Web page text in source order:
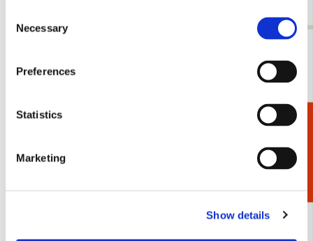
Selection
Necessary
Preferences
Statistics
Marketing
Show details
Toevoegen
Cadeaukiezer